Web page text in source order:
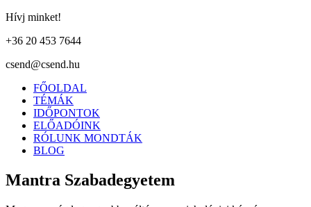
Hívj minket!
+36 20 453 7644
csend@csend.hu
FŐOLDAL
TÉMÁK
IDŐPONTOK
ELŐADÓINK
RÓLUNK MONDTÁK
BLOG
Mantra Szabadegyetem